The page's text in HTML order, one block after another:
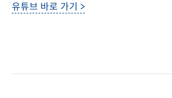
유튜브 바로 가기 >